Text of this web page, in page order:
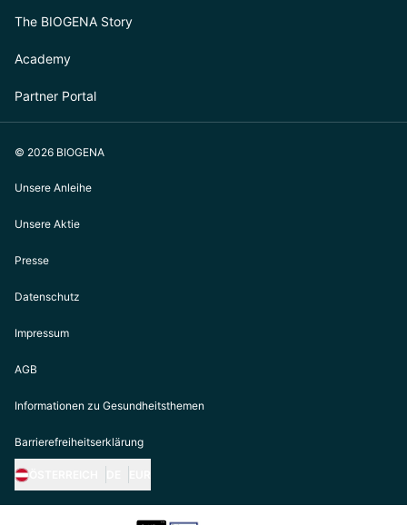
The BIOGENA Story
Academy
Partner Portal
© 2026 BIOGENA
Unsere Anleihe
Unsere Aktie
Presse
Datenschutz
Impressum
AGB
Informationen zu Gesundheitsthemen
Barrierefreiheitserklärung
https://biogena.com/de-at